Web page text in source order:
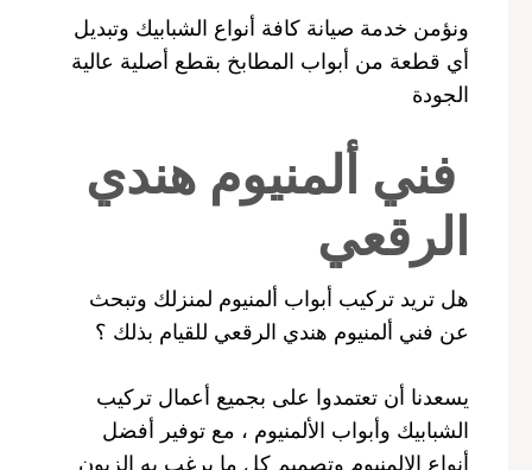
ونؤمن خدمة صيانة كافة أنواع الشبابيك وتبديل
أي قطعة من أبواب المطابخ بقطع أصلية عالية
الجودة
فني ألمنيوم هندي
الرقعي
هل تريد تركيب أبواب ألمنيوم لمنزلك وتبحث
عن فني ألمنيوم هندي الرقعي للقيام بذلك ؟
يسعدنا أن تعتمدوا على بجميع أعمال تركيب
الشبابيك وأبواب الألمنيوم ، مع توفير أفضل
أنواع الالمنيوم وتصميم كل ما يرغب به الزبون